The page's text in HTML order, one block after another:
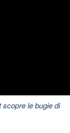
le bugie di